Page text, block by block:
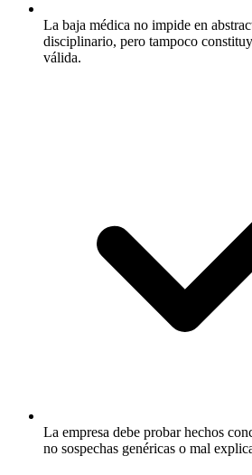
La baja médica no impide en
disciplinario, pero tampoco
válida.
La empresa debe probar hechos
no sospechas genéricas o mal